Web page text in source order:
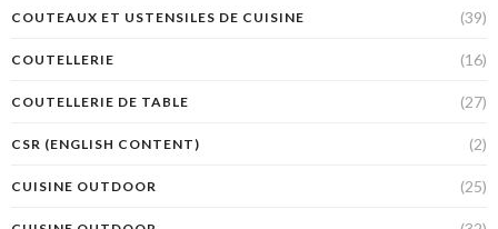
COUTEAUX ET USTENSILES DE CUISINE (39)
COUTELLERIE (16)
COUTELLERIE DE TABLE (27)
CSR (ENGLISH CONTENT) (2)
CUISINE OUTDOOR (25)